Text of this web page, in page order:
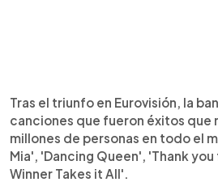
Tras el triunfo en Eurovisión, la
canciones que fueron éxitos que
millones de personas en todo el
Mia', 'Dancing Queen', 'Thank
Winner Takes it All'.